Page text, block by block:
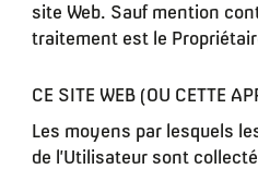
site Web. Sauf mention
traitement est le
CE SITE WEB (OU CETTE
Les moyens par lesquels
de l’Utilisateur sont